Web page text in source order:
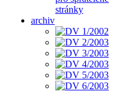
stránky
archiv